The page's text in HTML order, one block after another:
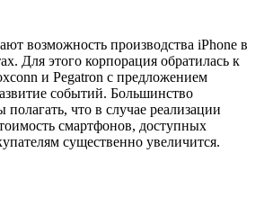
возможность производства iPhone в
Для этого корпорация обратилась к
и Pegatron с предложением
событий. Большинство
что в случае реализации
смартфонов, доступных
существенно увеличится.